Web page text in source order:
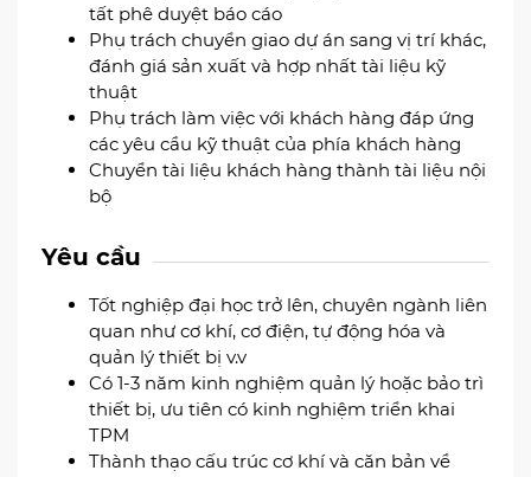
tất phê duyệt báo cáo
Phụ trách chuyển giao dự án sang vị trí khác,
đánh giá sản xuất và hợp nhất tài liệu kỹ
thuật
Phụ trách làm việc với khách hàng đáp ứng
các yêu cầu kỹ thuật của phía khách hàng
Chuyển tài liệu khách hàng thành tài liệu nội
bộ
Yêu cầu
Tốt nghiệp đại học trở lên, chuyên ngành liên
quan như cơ khí, cơ điện, tự động hóa và
quản lý thiết bị v.v
Có 1-3 năm kinh nghiệm quản lý hoặc bảo trì
thiết bị, ưu tiên có kinh nghiệm triển khai
TPM
Thành thạo cấu trúc cơ khí và căn bản về